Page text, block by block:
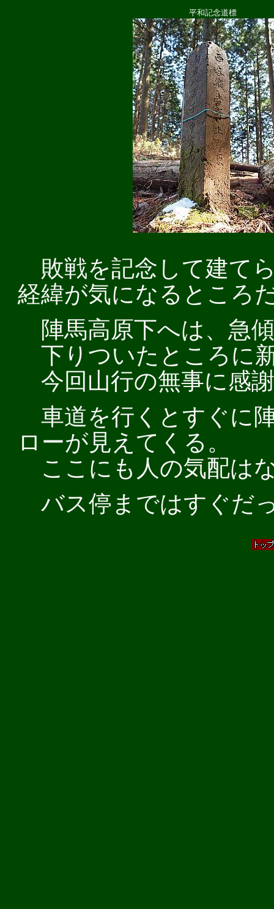
平和記念道標
敗戦を記念して建て
経緯が気になるところ
陣馬高原下へは、急
下りついたところに
今回山行の無事に感
車道を行くとすぐに
ローが見えてくる。
ここにも人の気配は
バス停まではすぐだ